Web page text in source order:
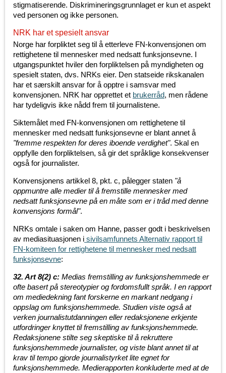
stigmatiserende. Diskrimineringsgrunnlaget er kun et aspekt
ved personen og ikke personen.
NRK har et spesielt ansvar
Norge har forpliktet seg til å etterleve FN-konvensjonen om
rettighetene til mennesker med nedsatt funksjonsevne. I
utgangspunktet hviler den forpliktelsen på myndigheten og
spesielt staten, dvs. NRKs eier. Den statseide rikskanalen
har et særskilt ansvar for å opptre i samsvar med
konvensjonen. NRK har opprettet et brukerråd, men rådene
har tydeligvis ikke nådd frem til journalistene.
Siktemålet med FN-konvensjonen om rettighetene til
mennesker med nedsatt funksjonsevne er blant annet å
"fremme respekten for deres iboende verdighet". Skal en
oppfylle den forpliktelsen, så gir det språklige konsekvenser
også for journalister.
Konvensjonens artikkel 8, pkt. c, pålegger staten "å
oppmuntre alle medier til å fremstille mennesker med
nedsatt funksjonsevne på en måte som er i tråd med denne
konvensjons formål".
NRKs omtale i saken om Hanne, passer godt i beskrivelsen
av mediasituasjonen i sivilsamfunnets Alternativ rapport til
FN-komiteen for rettighetene til mennesker med nedsatt
funksjonsevne:
32. Art 8(2) c: Medias fremstilling av funksjonshemmede er
ofte basert på stereotypier og fordomsfullt språk. I en rapport
om mediedekning fant forskerne en markant nedgang i
oppslag om funksjonshemmede. Studien viste også at
verken journalistutdanningen eller redaksjonene erkjente
utfordringer knyttet til fremstilling av funksjonshemmede.
Redaksjonene stilte seg skeptiske til å rekruttere
funksjonshemmede journalister, og viste blant annet til at
krav til tempo gjorde journalistyrket lite egnet for
funksjonshemmede. Medierapporten konkluderte med at de